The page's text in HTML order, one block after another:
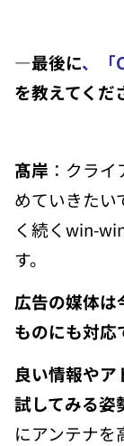
―最後に、「
を教えてくだ
髙岸 ：クラ
めていきたい
く続くwin-
す。
広告の媒体は
ものにも対応
良い情報や
試してみる姿
にアンテナを